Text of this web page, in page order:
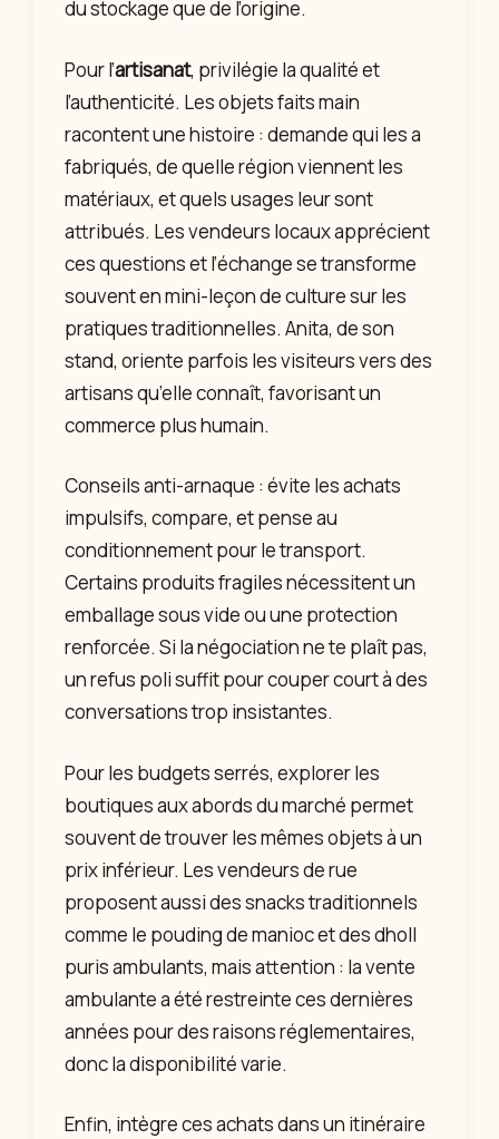
du stockage que de l’origine.
Pour l’artisanat, privilégie la qualité et
l’authenticité. Les objets faits main
racontent une histoire : demande qui les a
fabriqués, de quelle région viennent les
matériaux, et quels usages leur sont
attribués. Les vendeurs locaux apprécient
ces questions et l’échange se transforme
souvent en mini-leçon de culture sur les
pratiques traditionnelles. Anita, de son
stand, oriente parfois les visiteurs vers des
artisans qu’elle connaît, favorisant un
commerce plus humain.
Conseils anti-arnaque : évite les achats
impulsifs, compare, et pense au
conditionnement pour le transport.
Certains produits fragiles nécessitent un
emballage sous vide ou une protection
renforcée. Si la négociation ne te plaît pas,
un refus poli suffit pour couper court à des
conversations trop insistantes.
Pour les budgets serrés, explorer les
boutiques aux abords du marché permet
souvent de trouver les mêmes objets à un
prix inférieur. Les vendeurs de rue
proposent aussi des snacks traditionnels
comme le pouding de manioc et des dholl
puris ambulants, mais attention : la vente
ambulante a été restreinte ces dernières
années pour des raisons réglementaires,
donc la disponibilité varie.
Enfin, intègre ces achats dans un itinéraire